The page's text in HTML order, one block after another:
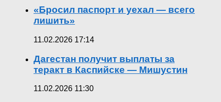
«Бросил паспорт и уехал — всего
лишить»
11.02.2026 17:14
Дагестан получит выплаты за
теракт в Каспийске — Мишустин
11.02.2026 11:30